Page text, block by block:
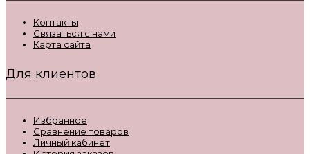
Контакты
Связаться с нами
Карта сайта
Для клиентов
Избранное
Сравнение товаров
Личный кабинет